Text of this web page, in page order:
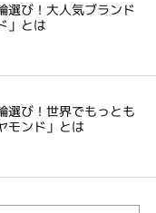
選び！大人気ブランド
」とは
選び！世界でもっとも
モンド」とは